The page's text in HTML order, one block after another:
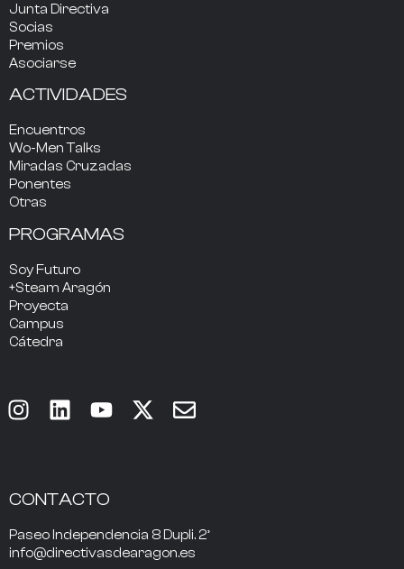
Junta Directiva
Socias
Premios
Asociarse
ACTIVIDADES
Encuentros
Wo-Men Talks
Miradas Cruzadas
Ponentes
Otras
PROGRAMAS
Soy Futuro
+Steam Aragón
Proyecta
Campus
Cátedra
CONTACTO
Paseo Independencia 8 Dupli. 2º
info@directivasdearagon.es